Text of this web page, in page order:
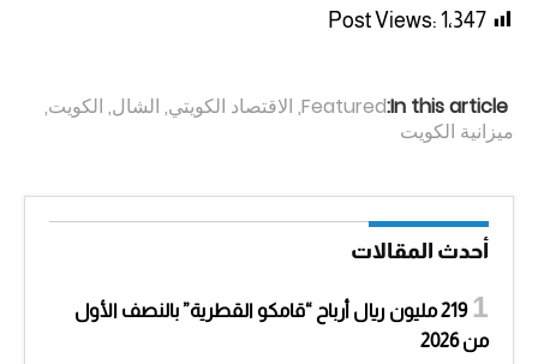
Post Views: 1٬347
In this article:
Featured
, الاقتصاد الكويتي, الشال, الكويت,
ميزانية الكويت
أحدث المقالات
219 مليون ريال أرباح “قامكو القطرية” بالنصف الأول
من 2026